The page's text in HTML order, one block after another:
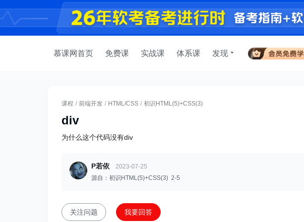
慕课网首页 免费课 实战课 体系课 发现
课程 / 前端开发 / HTML/CSS / 初识HTML(5)+CSS(3)
div
为什么这个代码没有div
P若依
2023-07-25
源自：初识HTML(5)+CSS(3) 2-5
关注问题 我要回答